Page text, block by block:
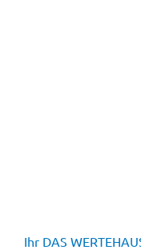
Ihr DAS